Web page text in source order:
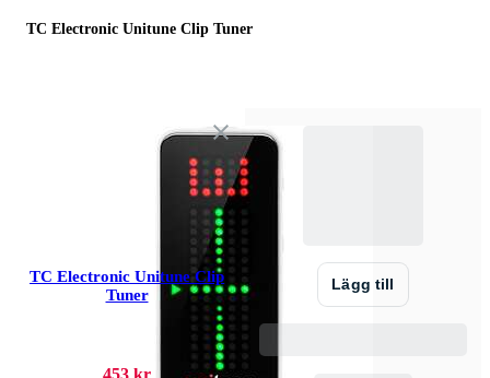
TC Electronic Unitune Clip Tuner
TC Electronic Unitune Clip
Tuner
Lägg till